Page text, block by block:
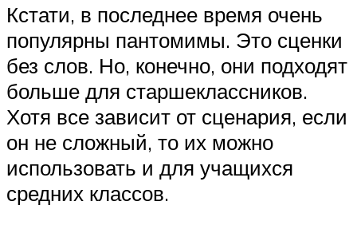
Кстати, в последнее время очень
популярны пантомимы. Это сценки
без слов. Но, конечно, они подходят
больше для старшеклассников.
Хотя все зависит от сценария, если
он не сложный, то их можно
использовать и для учащихся
средних классов.